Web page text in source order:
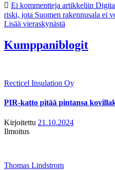
Ei kommentteja artikkeliin
riski, jota Suomen rakennusala ei
Lisää vieraskynästä
Kumppaniblogit
Recticel Insulation Oy
PIR-katto pitää pintansa
Kirjoitettu 21.10.2024
Ilmoitus
Thomas Lindstrom